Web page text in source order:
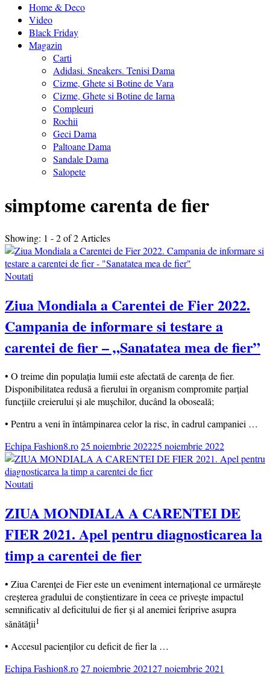
Home & Deco
Video
Black Friday
Magazin
Carti
Adidasi. Sneakers. Tenisi Dama
Cizme, Ghete si Botine de Vara
Cizme, Ghete si Botine de Iarna
Compleuri
Rochii
Geci Dama
Paltoane Dama
Sandale Dama
Salopete
simptome carenta de fier
Showing: 1 - 2 of 2 Articles
Noutati
Ziua Mondiala a Carentei de Fier 2022.
Campania de informare si testare a
carentei de fier – „Sanatatea mea de fier”
• O treime din populația lumii este afectată de carența de fier.
Disponibilitatea redusă a fierului în organism compromite parțial
funcțiile creierului și ale mușchilor, ducând la oboseală;
• Pentru a veni în întâmpinarea celor la risc, în cadrul campaniei …
Echipa Fashion8.ro25 noiembrie 202225 noiembrie 2022
Noutati
ZIUA MONDIALA A CARENTEI DE
FIER 2021. Apel pentru diagnosticarea la
timp a carentei de fier
• Ziua Carenței de Fier este un eveniment internațional ce urmărește
creșterea gradului de conștientizare în ceea ce privește impactul
semnificativ al deficitului de fier și al anemiei feriprive asupra
sănătății1
• Accesul pacienților cu deficit de fier la …
Echipa Fashion8.ro27 noiembrie 202127 noiembrie 2021